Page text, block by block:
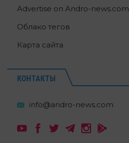
Advertise on Andro-news.com
Облако тегов
Карта сайта
КОНТАКТЫ